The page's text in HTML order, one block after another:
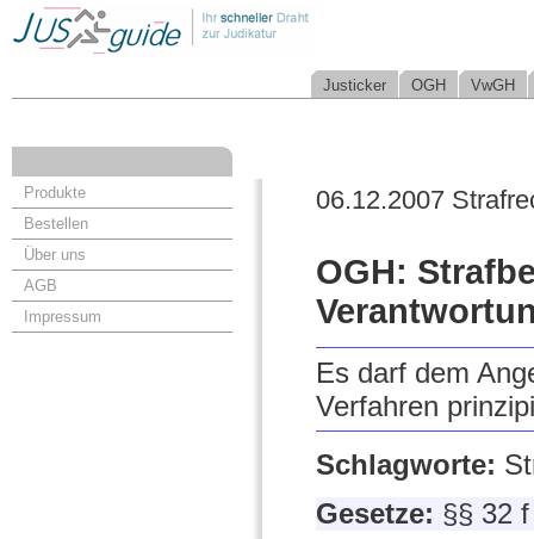
Justicker OGH VwGH
Produkte
Bestellen
Über uns
AGB
Impressum
06.12.2007
OGH:
Es darf dem
Verfahren
Schlagworte:
Gesetze: §§ 32